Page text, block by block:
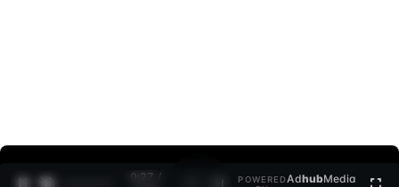
0:27 /
POWEREDAdhubMedia